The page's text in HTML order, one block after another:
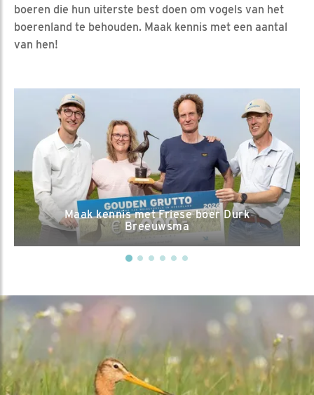
boeren die hun uiterste best doen om vogels van het
boerenland te behouden. Maak kennis met een aantal
van hen!
kennis met Friese boer Durk
Breeuwsma
Maak kennis